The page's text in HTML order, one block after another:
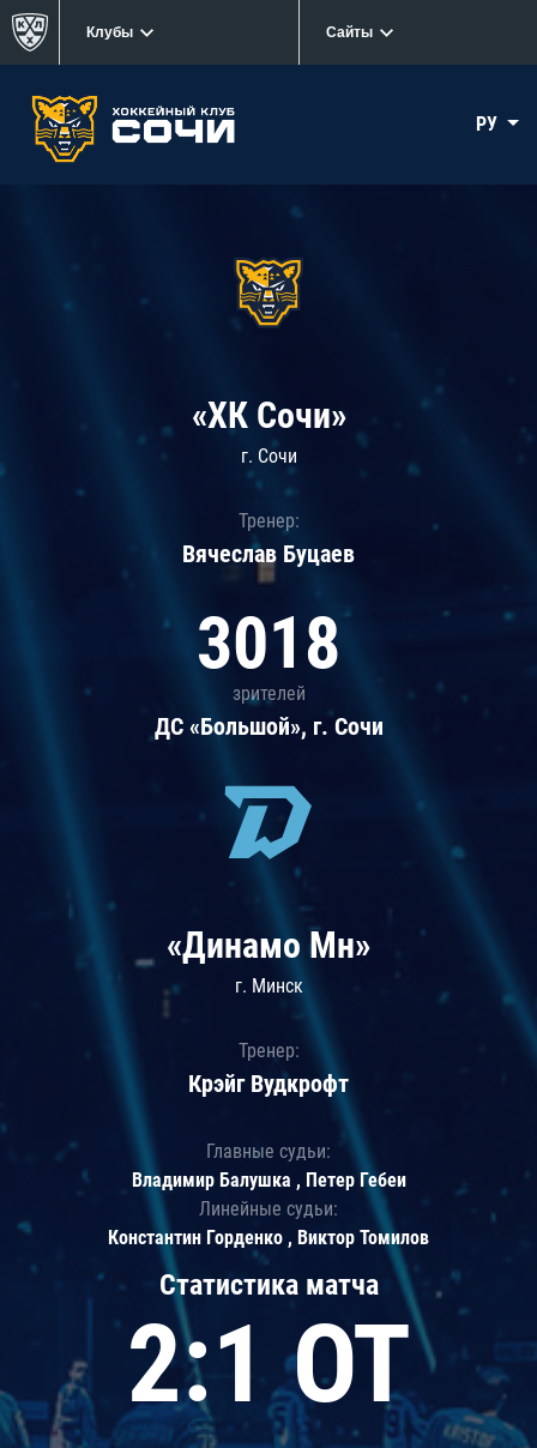
Клубы Сайты
РУ
«ХК Сочи»
г. Сочи
Тренер:
Вячеслав Буцаев
3018
зрителей
ДС «Большой», г. Сочи
Статистика матча
2:1 ОТ
«Динамо Мн»
г. Минск
Тренер:
Крэйг Вудкрофт
Главные судьи:
Владимир Балушка , Петер Гебеи
Линейные судьи:
Константин Горденко , Виктор Томилов